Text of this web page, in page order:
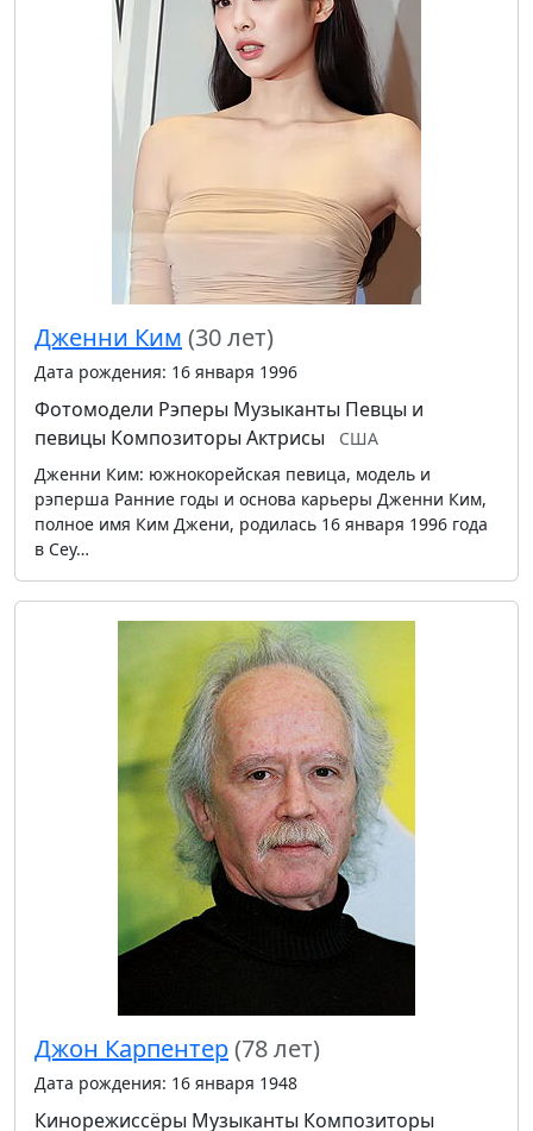
Дженни Ким (30 лет)
Дата рождения: 16 января 1996
Фотомодели Рэперы Музыканты Певцы и
певицы Композиторы Актрисы
США
Дженни Ким: южнокорейская певица, модель и
рэперша Ранние годы и основа карьеры Дженни Ким,
полное имя Ким Джени, родилась 16 января 1996 года
в Сеу…
Джон Карпентер(78 лет)
Дата рождения: 16 января 1948
Кинорежиссёры Музыканты Композиторы